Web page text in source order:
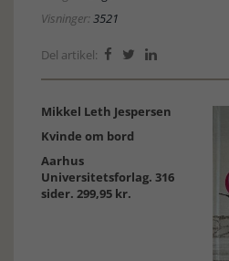
Visninger:3521
Del artikel:   
Mikkel Leth Jespersen
Kvinde om bord
Aarhus
Universitetsforlag. 316
sider. 299,95 kr.